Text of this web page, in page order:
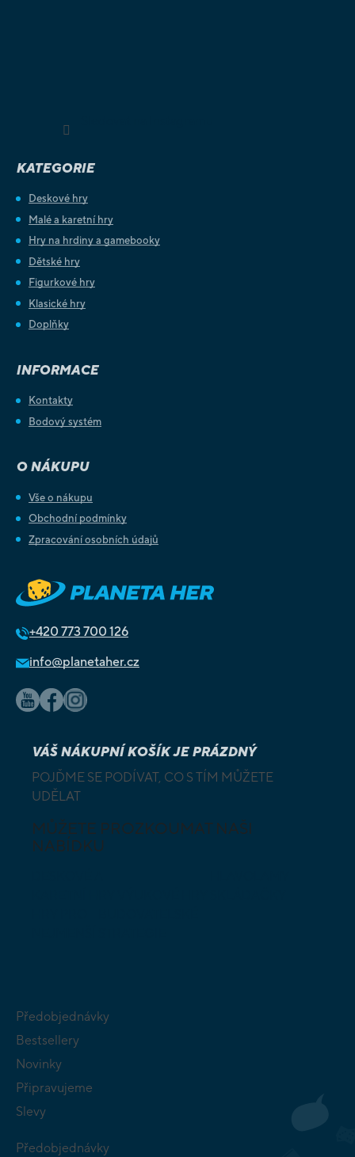
KATEGORIE
Deskové hry
Malé a karetní hry
Hry na hrdiny a gamebooky
Dětské hry
Figurkové hry
Klasické hry
Doplňky
INFORMACE
Kontakty
Bodový systém
O NÁKUPU
Vše o nákupu
Obchodní podmínky
Zpracování osobních údajů
+420 773 700 126
info@planetaher.cz
VÁŠ NÁKUPNÍ KOŠÍK JE PRÁZDNÝ
POJĎME SE PODÍVAT, CO S TÍM MŮŽETE
UDĚLAT
MŮŽETE PROZKOUMAT NAŠI
NABÍDKU
Předobjednávky
Bestsellery
Novinky
Připravujeme
Slevy
Předobjednávky